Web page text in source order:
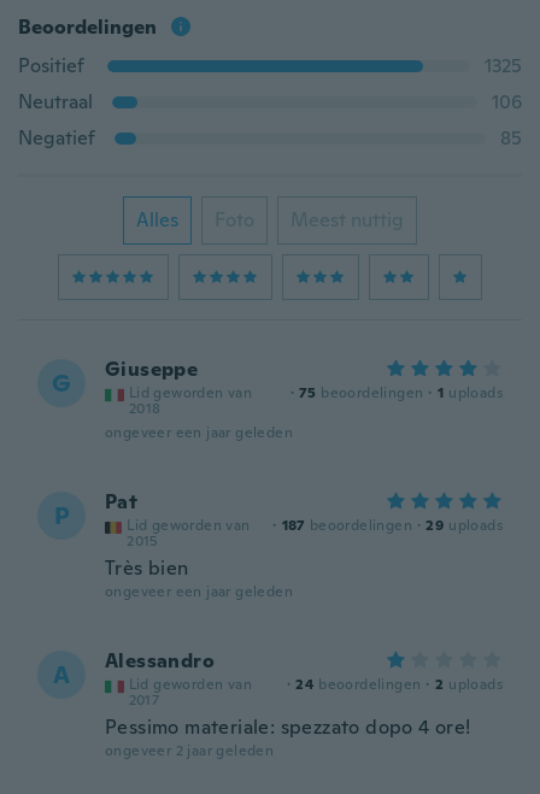
Beoordelingen
Positief
1325
Neutraal
106
Negatief
85
Alles Foto Meest nuttig
G Giuseppe
Lid geworden van
2018
· 75 beoordelingen · 1 uploads
ongeveer een jaar geleden
P Pat
Lid geworden van
2015
· 187 beoordelingen · 29 uploads
Très bien
ongeveer een jaar geleden
A Alessandro
Lid geworden van
2017
· 24 beoordelingen · 2 uploads
Pessimo materiale: spezzato dopo 4 ore!
ongeveer 2 jaar geleden